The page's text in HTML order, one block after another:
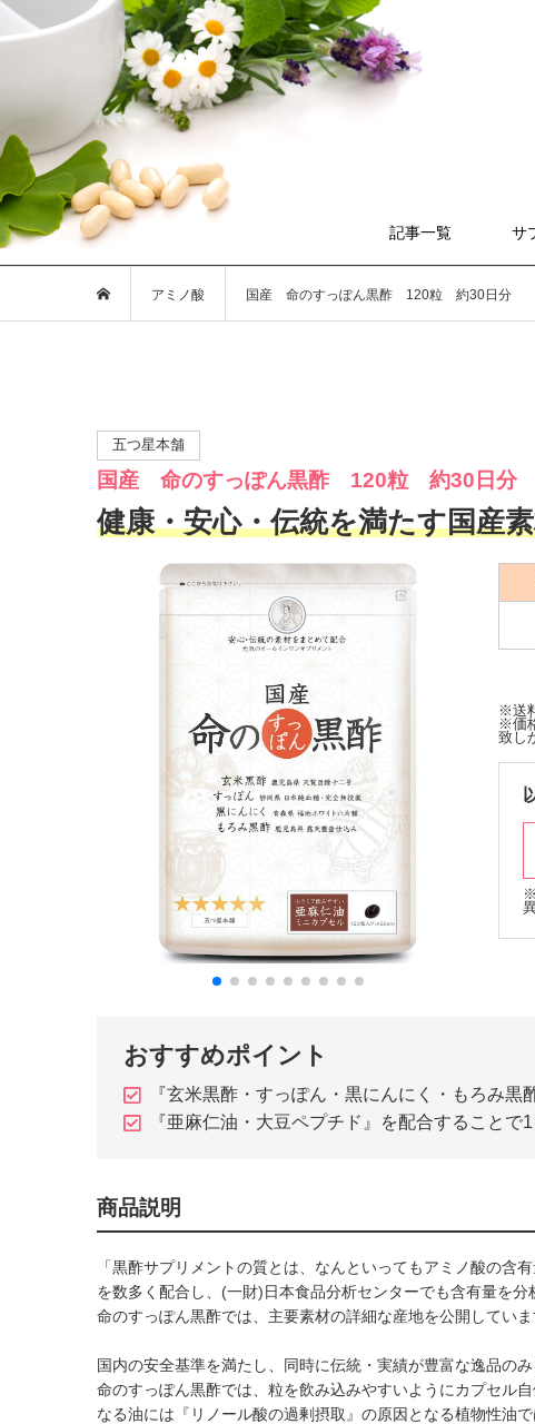
記事一覧 サ
アミノ酸 国産 命のすっぽん黒酢 120粒 約30日分
五つ星本舗
国産 命のすっぽん黒酢 120粒 約30日分
健康・安心・伝統を満たす国産
※送
※価
致し
おすすめポイント
『玄米黒酢・すっぽん・黒にんにく・もろみ
『亜麻仁油・大豆ペプチド』を配合すること
商品説明
「黒酢サプリメントの質とは、なんといってもアミノ酸の含
を数多く配合し、(一財)日本食品分析センターでも含有量を分
命のすっぽん黒酢では、主要素材の詳細な産地を公開していま
国内の安全基準を満たし、同時に伝統・実績が豊富な逸品のみ
命のすっぽん黒酢では、粒を飲み込みやすいようにカプセル
なる油には『リノール酸の過剰摂取』の原因となる植物性油